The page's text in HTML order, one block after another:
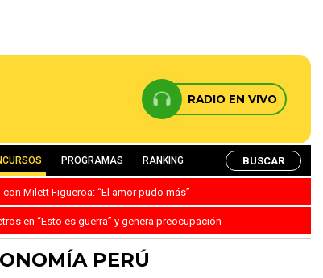
RADIO EN VIVO
PROGRAMAS RANKING BUSCAR
Milett Figueroa: “El amor pudo más”
en “Esto es guerra” y genera preocupación
PERÚ